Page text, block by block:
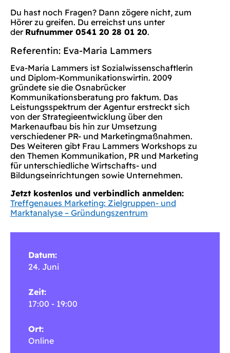
Du hast noch Fragen? Dann zögere nicht, zum
Hörer zu greifen. Du erreichst uns unter
der Rufnummer 0541 20 28 01 20.
Referentin: Eva-Maria Lammers
Eva-Maria Lammers ist Sozialwissenschaftlerin
und Diplom-Kommunikationswirtin. 2009
gründete sie die Osnabrücker
Kommunikationsberatung pro faktum. Das
Leistungsspektrum der Agentur erstreckt sich
von der Strategieentwicklung über den
Markenaufbau bis hin zur Umsetzung
verschiedener PR- und Marketingmaßnahmen.
Des Weiteren gibt Frau Lammers Workshops zu
den Themen Kommunikation, PR und Marketing
für unterschiedliche Wirtschafts- und
Bildungseinrichtungen sowie Unternehmen.
Jetzt kostenlos und verbindlich anmelden:
Treffgenaues Marketing: Zielgruppen- und
Marktanalyse – Gründungszentrum
Datum:
24. Juni
Zeit:
17:00 - 19:00
Ort:
Online